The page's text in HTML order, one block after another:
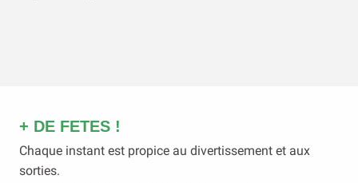
+ DE FETES !
Chaque instant est propice au divertissement et aux
sorties.